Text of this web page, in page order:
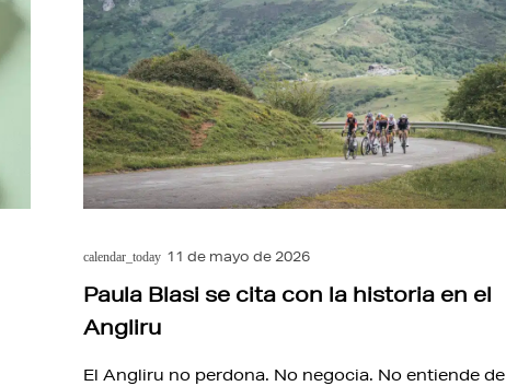
calendar_today 11 de mayo de 2026
Paula Blasi se cita con la historia en el
Angliru
El Angliru no perdona. No negocia. No entiende de